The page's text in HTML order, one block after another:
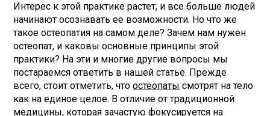
Интерес к этой практике растет, и все больше людей
начинают осознавать ее возможности. Но что же
такое остеопатия на самом деле? Зачем нам нужен
остеопат, и каковы основные принципы этой
практики? На эти и многие другие вопросы мы
постараемся ответить в нашей статье. Прежде
всего, стоит отметить, чтоостеопаты смотрят на тело
как на единое целое. В отличие от традиционной
медицины, которая зачастую фокусируется на